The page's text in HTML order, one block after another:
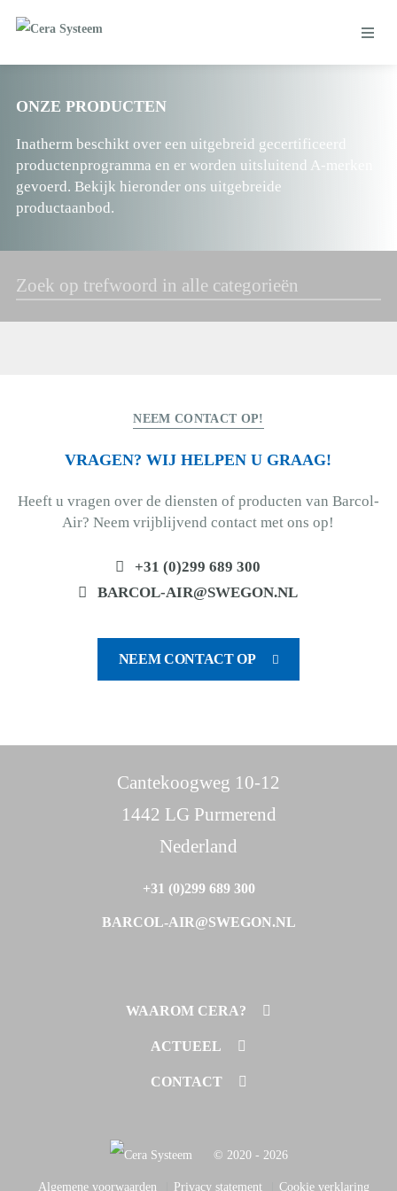
ONZE PRODUCTEN
Inatherm beschikt over een uitgebreid gecertificeerd
productenprogramma en er worden uitsluitend A-merken
gevoerd. Bekijk hieronder ons uitgebreide
productaanbod.
NEEM CONTACT OP!
VRAGEN? WIJ HELPEN U GRAAG!
Heeft u vragen over de diensten of producten van Barcol-
Air? Neem vrijblijvend contact met ons op!
+31 (0)299 689 300
BARCOL-AIR@SWEGON.NL
NEEM CONTACT OP
Cantekoogweg 10-12
1442 LG Purmerend
Nederland
+31 (0)299 689 300
BARCOL-AIR@SWEGON.NL
WAAROM CERA?
ONDERHOUDSVRIJ
TOTAALOPLOSSING
ACTUEEL
REFERENTIES
CONTACT
ROSENBERG
HC PS | INATHERM
© 2020 - 2026
Algemene voorwaarden Privacy statement Cookie verklaring